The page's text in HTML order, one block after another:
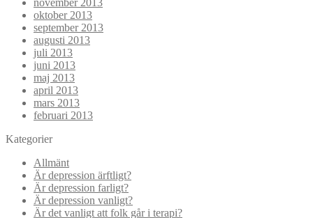
november 2013
oktober 2013
september 2013
augusti 2013
juli 2013
juni 2013
maj 2013
april 2013
mars 2013
februari 2013
Kategorier
Allmänt
Är depression ärftligt?
Är depression farligt?
Är depression vanligt?
Är det vanligt att folk går i terapi?